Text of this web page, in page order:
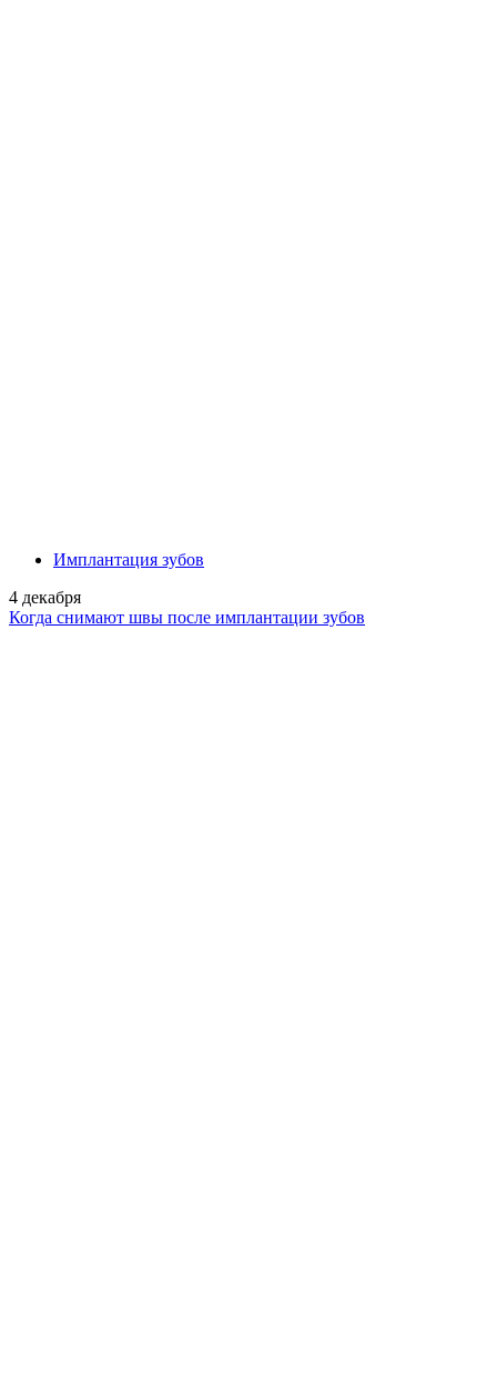
Имплантация зубов
4 декабря
Когда снимают швы после имплантации зубов